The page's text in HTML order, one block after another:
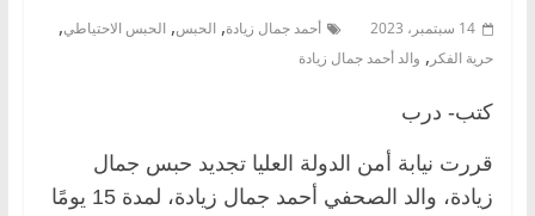
14 سبتمبر، 2023 أحمد جمال زيادة, الحبس, الحبس الاحتياطي,
حرية الفكر , والد أحمد جمال زيادة
كتب- درب
قررت نيابة أمن الدولة العليا تجديد حبس جمال
زيادة، والد الصحفي أحمد جمال زيادة، لمدة 15 يومًا